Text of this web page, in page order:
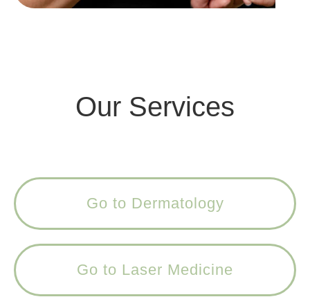
Our Services
Go to Dermatology
Go to Laser Medicine